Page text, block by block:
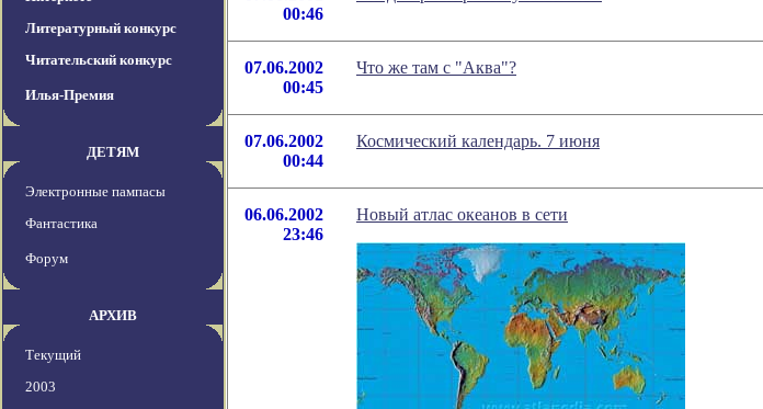
Литературный конкурс
Читательский конкурс
Илья-Премия
ДЕТЯМ
Электронные пампасы
Фантастика
Форум
АРХИВ
Текущий
2003
00:46
07.06.2002
00:45
Что же там с "Аква"?
07.06.2002
00:44
Космический календарь. 7 июня
06.06.2002
23:46
Новый атлас океанов в сети